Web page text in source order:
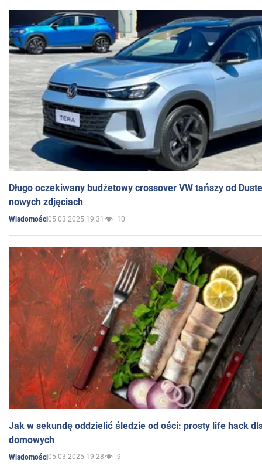
Długo oczekiwany budżetowy crossover VW tańszy od
nowych zdjęciach
Wiadomości05.03.2025 19:31 10
Jak w sekundę oddzielić śledzie od ości: prosty life hack
domowych
Wiadomości05.03.2025 19:28 9